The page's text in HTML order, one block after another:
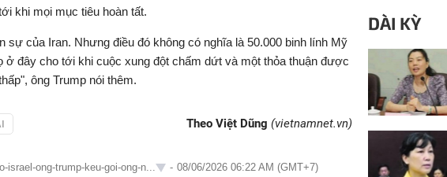
khi mọi mục tiêu hoàn tất.
sự của Iran. Nhưng điều đó không có nghĩa là 50.000 binh lính Mỹ
đây cho tới khi cuộc xung đột chấm dứt và một thỏa thuận được
ông Trump nói thêm.
Theo Việt Dũng (vietnamnet.vn)
israel-ong-trump-keu-goi-ong-n... - 08/06/2026 06:22 AM (GMT+7)
DÀI KỲ